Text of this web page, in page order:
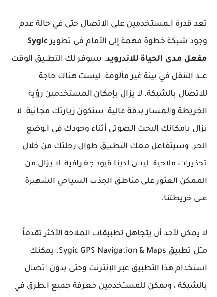
تعد قدرة المستخدمين على الاتصال حتى في حالة عدم
وجود شبكة خطوة مهمة إلى الأمام في تطويرSygic
مفعل مدى الحياة للاندرويد. سيوفر لك التطبيق الوقت
عند التنقل في بيئة غير مألوفة. ليست هناك حاجة
للاتصال بالشبكة. لا يزال بإمكان المستخدمين رؤية
الخريطة والمسار بدقة عالية. ستكون زيارتك مجانية. لا
يزال بإمكانك البحث الصوتي أثناء وجودك في الوضع
الحر. وسيتفاعل معك التطبيق طوال رحلتك من خلال
تحذيرات ملاحية. ليس لدينا قيود جغرافية. لا يزال من
الممكن العثور على مناطق الجذب السياحي الشهيرة
على خريطتنا.
لا يمكن لأحد أن يتجاهل تطبيقات الملاحة الأكثر تقدماً
مثل تطبيق Sygic GPS Navigation & Maps. يمكنك
استخدام هذا التطبيق عبر الإنترنت وحتى بدون اتصال
بالشبكة ، ويمكن للمستخدمين معرفة جميع الطرق في